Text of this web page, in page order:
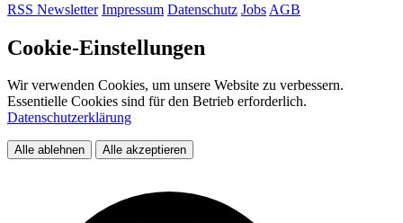
RSS Newsletter Impressum Datenschutz Jobs AGB
Cookie-Einstellungen
Wir verwenden Cookies, um unsere Website zu verbessern.
Essentielle Cookies sind für den Betrieb erforderlich.
Datenschutzerklärung
Alle ablehnen Alle akzeptieren